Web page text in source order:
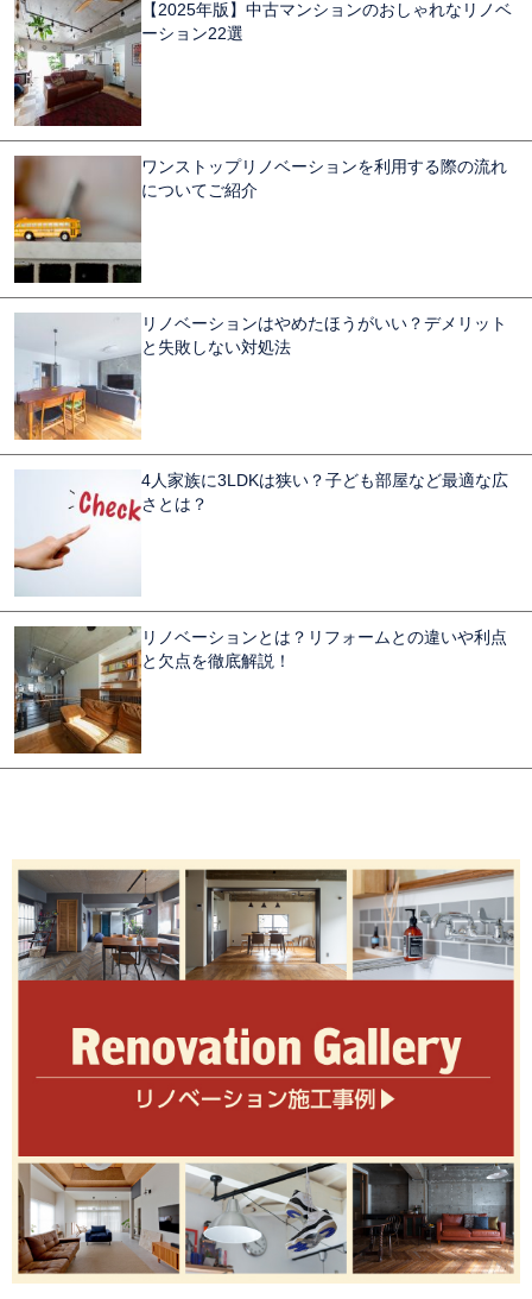
【2025年版】中古マンションのおしゃれなリノベ
ーション22選
ワンストップリノベーションを利用する際の流れ
についてご紹介
リノベーションはやめたほうがいい？デメリット
と失敗しない対処法
4人家族に3LDKは狭い？子ども部屋など最適な広
さとは？
リノベーションとは？リフォームとの違いや利点
と欠点を徹底解説！